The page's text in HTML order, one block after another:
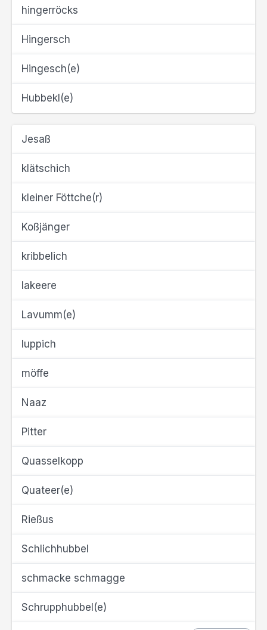
hingerröcks
Hingersch
Hingesch(e)
Hubbekl(e)
Jesaß
klätschich
kleiner Föttche(r)
Koßjänger
kribbelich
lakeere
Lavumm(e)
luppich
möffe
Naaz
Pitter
Quasselkopp
Quateer(e)
Rießus
Schlichhubbel
schmacke schmagge
Schrupphubbel(e)